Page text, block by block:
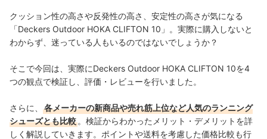
クッション性の高さや反発性の高さ、安定性の高さが気になる
「Deckers Outdoor HOKA CLIFTON 10」。実際に購入しないと
わからず、迷っている人もいるのではないでしょうか？
そこで今回は、実際にDeckers Outdoor HOKA CLIFTON 10を4
つの観点で検証し、評価・レビューを行いました。
さらに、
各メーカーの新商品や売れ筋上位など人気のランニング
シューズとも比較 。検証からわかったメリット・デメリットを詳
しく解説していきます。ポイントや送料を考慮した価格比較も行